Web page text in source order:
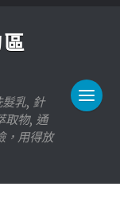
髮乳, 針
取物, 通
，用得放